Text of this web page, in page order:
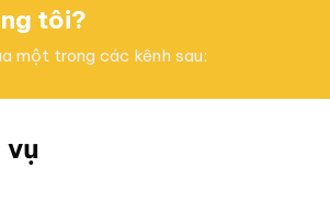
tôi?
một trong các kênh sau:
vụ